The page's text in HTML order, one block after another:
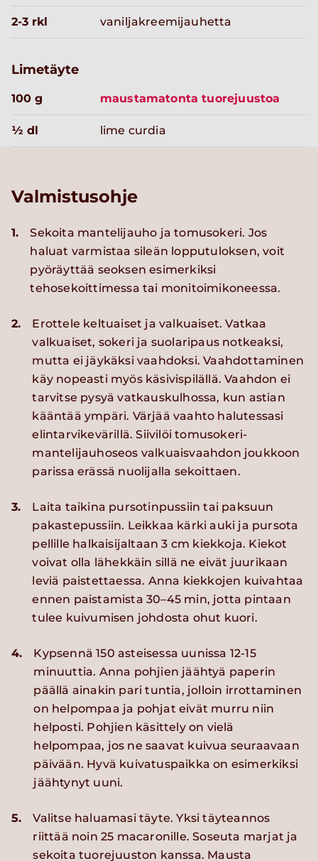
2-3 rkl vaniljakreemijauhetta
Limetäyte
100 g maustamatonta tuorejuustoa
½ dl lime curdia
Valmistusohje
1.
Sekoita mantelijauho ja tomusokeri. Jos
haluat varmistaa sileän lopputuloksen, voit
pyöräyttää seoksen esimerkiksi
tehosekoittimessa tai monitoimikoneessa.
2.
Erottele keltuaiset ja valkuaiset. Vatkaa
valkuaiset, sokeri ja suolaripaus notkeaksi,
mutta ei jäykäksi vaahdoksi. Vaahdottaminen
käy nopeasti myös käsivispilällä. Vaahdon ei
tarvitse pysyä vatkauskulhossa, kun astian
kääntää ympäri. Värjää vaahto halutessasi
elintarvikevärillä. Siivilöi tomusokeri-
mantelijauhoseos valkuaisvaahdon joukkoon
parissa erässä nuolijalla sekoittaen.
3.
Laita taikina pursotinpussiin tai paksuun
pakastepussiin. Leikkaa kärki auki ja pursota
pellille halkaisijaltaan 3 cm kiekkoja. Kiekot
voivat olla lähekkäin sillä ne eivät juurikaan
leviä paistettaessa. Anna kiekkojen kuivahtaa
ennen paistamista 30–45 min, jotta pintaan
tulee kuivumisen johdosta ohut kuori.
4.
Kypsennä 150 asteisessa uunissa 12-15
minuuttia. Anna pohjien jäähtyä paperin
päällä ainakin pari tuntia, jolloin irrottaminen
on helpompaa ja pohjat eivät murru niin
helposti. Pohjien käsittely on vielä
helpompaa, jos ne saavat kuivua seuraavaan
päivään. Hyvä kuivatuspaikka on esimerkiksi
jäähtynyt uuni.
5.
Valitse haluamasi täyte. Yksi täyteannos
riittää noin 25 macaronille. Soseuta marjat ja
sekoita tuorejuuston kanssa. Mausta